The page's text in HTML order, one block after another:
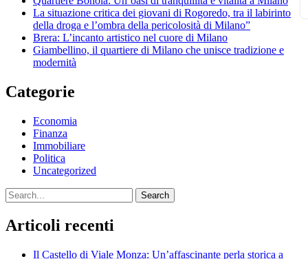
La situazione critica dei giovani di Rogoredo, tra il labirinto
della droga e l’ombra della pericolosità di Milano”
Brera: L’incanto artistico nel cuore di Milano
Giambellino, il quartiere di Milano che unisce tradizione e
modernità
Categorie
Economia
Finanza
Immobiliare
Politica
Uncategorized
Search
Articoli recenti
Il Castello di Viale Monza: Un’affascinante perla storica a